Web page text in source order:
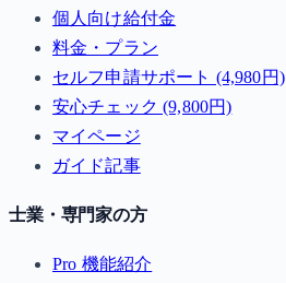
個人向け給付金
料金・プラン
セルフ申請サポート (4,980円)
安心チェック (9,800円)
マイページ
ガイド記事
士業・専門家の方
Pro 機能紹介